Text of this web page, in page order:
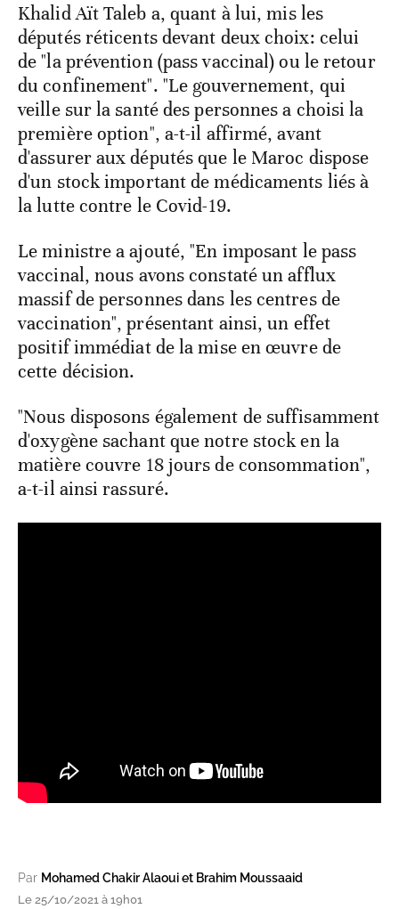
Khalid Aït Taleb a, quant à lui, mis les
députés réticents devant deux choix: celui
de "la prévention (pass vaccinal) ou le retour
du confinement". "Le gouvernement, qui
veille sur la santé des personnes a choisi la
première option", a-t-il affirmé, avant
d'assurer aux députés que le Maroc dispose
d'un stock important de médicaments liés à
la lutte contre le Covid-19.
Le ministre a ajouté, "En imposant le pass
vaccinal, nous avons constaté un afflux
massif de personnes dans les centres de
vaccination", présentant ainsi, un effet
positif immédiat de la mise en œuvre de
cette décision.
"Nous disposons également de suffisamment
d'oxygène sachant que notre stock en la
matière couvre 18 jours de consommation",
a-t-il ainsi rassuré.
Par Mohamed Chakir Alaoui et Brahim Moussaaid
Le 25/10/2021 à 19h01